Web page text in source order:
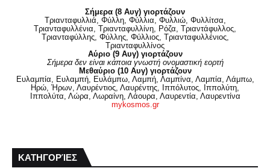
Σήμερα (8 Αυγ) γιορτάζουν
Τριανταφυλλιά, Φύλλη, Φύλλια, Φυλλιώ, Φυλλίτσα,
Τριανταφυλλένια, Τριανταφυλλίνη, Ρόζα, Τριαντάφυλλος,
Τριανταφύλλης, Φύλλης, Φύλλιος, Τριανταφυλλένιος,
Τριανταφυλλίνος
Αύριο (9 Αυγ) γιορτάζουν
Σήμερα δεν είναι κάποια γνωστή ονομαστική εορτή
Μεθαύριο (10 Αυγ) γιορτάζουν
Ευλαμπία, Ευλαμπή, Ευλάμπω, Λαμπή, Λαμπίνα, Λαμπία, Λάμπω,
Ηρώ, Ήρων, Λαυρέντιος, Λαυρέντης, Ιππόλυτος, Ιππολύτη,
Ιππολύτα, Λώρα, Λωραίνη, Λάουρα, Λαυρεντία, Λαυρεντίνα
mykosmos.gr
ΚΑΤΗΓΟΡΊΕΣ